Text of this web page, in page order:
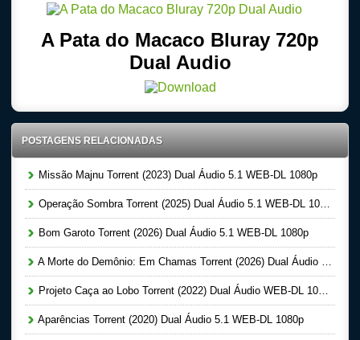
A Pata do Macaco Bluray 720p
Dual Audio
POSTAGENS RELACIONADAS
Missão Majnu Torrent (2023) Dual Áudio 5.1 WEB-DL 1080p
Operação Sombra Torrent (2025) Dual Áudio 5.1 WEB-DL 1080p
Bom Garoto Torrent (2026) Dual Áudio 5.1 WEB-DL 1080p
A Morte do Demônio: Em Chamas Torrent (2026) Dual Áudio WEB-DL 720p | 1080p
Projeto Caça ao Lobo Torrent (2022) Dual Áudio WEB-DL 1080p
Aparências Torrent (2020) Dual Áudio 5.1 WEB-DL 1080p